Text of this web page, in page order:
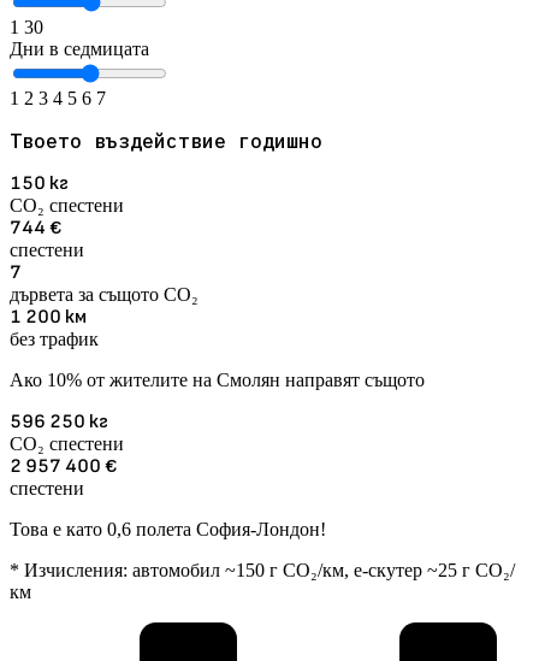
1 30
Дни в седмицата
1 2 3 4 5 6 7
Твоето въздействие годишно
150 кг
CO₂ спестени
744 €
спестени
7
дървета за същото CO₂
1 200 км
без трафик
Ако 10% от жителите на Смолян направят същото
596 250 кг
CO₂ спестени
2 957 400 €
спестени
Това е като 0,6 полета София-Лондон!
* Изчисления: автомобил ~150 г CO₂/км, е-скутер ~25 г CO₂/
км